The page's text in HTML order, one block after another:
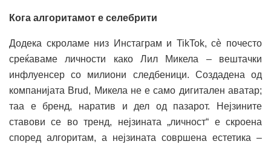
Кога алгоритамот е селебрити
Додека скроламе низ Инстаграм и TikTok, сè почесто
среќаваме личности како Лил Микела – вештачки
инфлуенсер со милиони следбеници. Создадена од
компанијата Brud, Микела не е само дигитален аватар;
таа е бренд, наратив и дел од пазарот. Нејзините
ставови се во тренд, нејзината „личност“ е скроена
според алгоритам, а нејзината совршена естетика –